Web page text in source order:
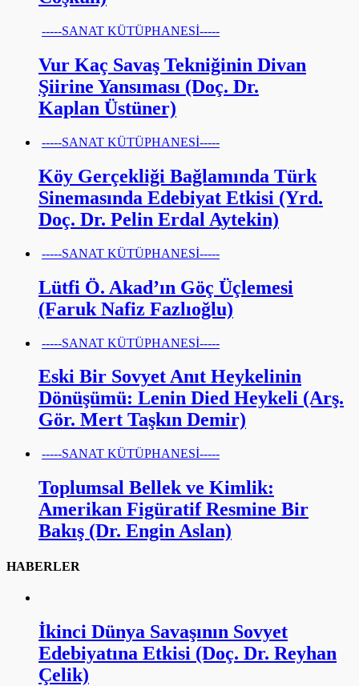
-----SANAT KÜTÜPHANESİ-----
Vur Kaç Savaş Tekniğinin Divan
Şiirine Yansıması (Doç. Dr.
Kaplan Üstüner)
-----SANAT KÜTÜPHANESİ-----
Köy Gerçekliği Bağlamında Türk
Sinemasında Edebiyat Etkisi (Yrd.
Doç. Dr. Pelin Erdal Aytekin)
-----SANAT KÜTÜPHANESİ-----
Lütfi Ö. Akad’ın Göç Üçlemesi
(Faruk Nafiz Fazlıoğlu)
-----SANAT KÜTÜPHANESİ-----
Eski Bir Sovyet Anıt Heykelinin
Dönüşümü: Lenin Died Heykeli (Arş.
Gör. Mert Taşkın Demir)
-----SANAT KÜTÜPHANESİ-----
Toplumsal Bellek ve Kimlik:
Amerikan Figüratif Resmine Bir
Bakış (Dr. Engin Aslan)
HABERLER
İkinci Dünya Savaşının Sovyet
Edebiyatına Etkisi (Doç. Dr. Reyhan
Çelik)